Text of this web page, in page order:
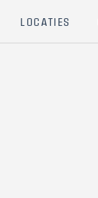
LOCATIES